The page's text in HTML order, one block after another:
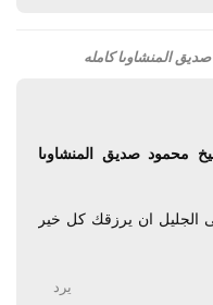
المنشاوىا كامله
محمود صديق المنشاوىا
الجليل ان يرزقك كل خير
يرد